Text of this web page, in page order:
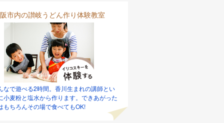
市内の讃岐うどん作り体験教室
なで遊べる2時間。香川生まれの講師とい
小麦粉と塩水から作ります。できあがった
もちろんその場で食べてもOK!